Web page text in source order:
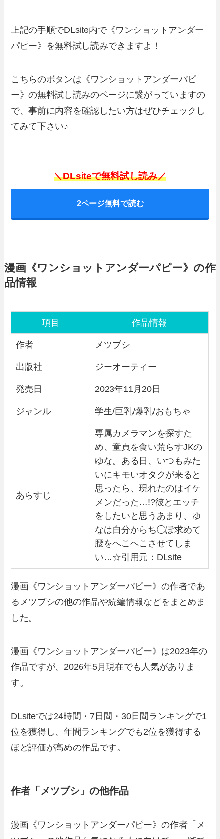
上記の手順でDLsite内で《ワンショットアンダー
パピー》を無料試し読みできますよ！
こちらのボタンは《ワンショットアンダーパピ
ー》の無料試し読みのページに繋がっていますの
で、事前に内容を確認したい方はぜひチェックし
てみて下さい♪
＼DLsiteで無料試し読み／
2ページ無料で読む
漫画《ワンショットアンダーパピー》の作
品情報
項目 作品情報
作者 メツブシ
出版社 ジーオーティー
発売日 2023年11月20日
ジャンル 学生/巨乳/爆乳/おもちゃ
あらすじ
専属カメラマンを探すた
め、童貞を食い荒らすJKの
ゆな。ある日、いつもみた
いにキモいオタクが来ると
思ったら、現れたのはイケ
メンだった…!?彼とエッチ
をしたいと思うあまり、ゆ
なは自分からち◯ぽ求めて
腰をへこへこさせてしま
い…☆引用元：DLsite
漫画《ワンショットアンダーパピー》の作者であ
るメツブシの他の作品や続編情報などをまとめま
した。
漫画《ワンショットアンダーパピー》は2023年の
作品ですが、2026年5月現在でも人気がありま
す。
DLsiteでは24時間・7日間・30日間ランキングで1
位を獲得し、年間ランキングでも2位を獲得する
ほど評価が高めの作品です。
作者「メツブシ」の他作品
漫画《ワンショットアンダーパピー》の作者「メ